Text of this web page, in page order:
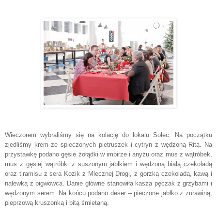
Wieczorem wybraliśmy się na kolację do lokalu Solec. Na początku
zjedliśmy krem ze spieczonych pietruszek i cytryn z wędzoną Ritą. Na
przystawkę podano gęsie żołądki w imbirze i anyżu oraz mus z wątróbek,
mus z gęsiej wątróbki z suszonym jabłkiem i wędzoną białą czekoladą
oraz tiramisu z sera Kozik z Mlecznej Drogi, z gorzką czekoladą, kawą i
nalewką z pigwowca. Danie główne stanowiła kasza pęczak z grzybami i
wędzonym serem. Na końcu podano deser – pieczone jabłko z żurawiną,
pieprzową kruszonką i bitą śmietaną.